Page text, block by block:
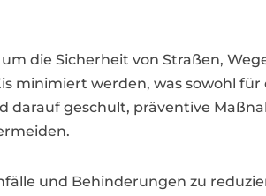
die Sicherheit von Straßen,
minimiert werden, was sowohl für
darauf geschult, präventive
und Behinderungen zu